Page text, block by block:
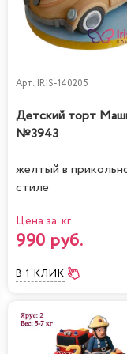
Арт. IRIS-140205
Детский торт
№3943
желтый в
стиле
Цена за кг
990 руб.
В 1 КЛИК